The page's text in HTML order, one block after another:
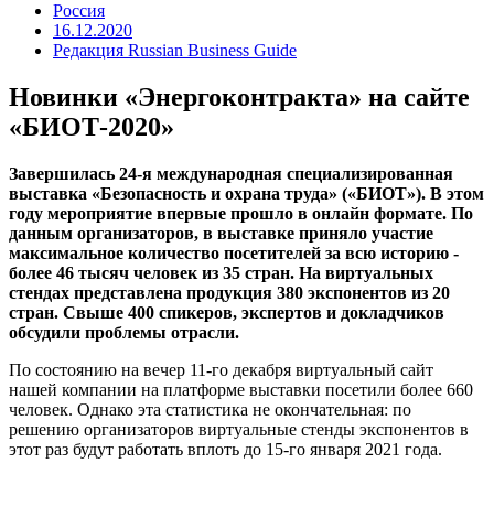
Россия
16.12.2020
Редакция Russian Business Guide
Новинки «Энергоконтракта» на сайте
«БИОТ-2020»
Завершилась 24-я международная специализированная
выставка «Безопасность и охрана труда» («БИОТ»). В этом
году мероприятие впервые прошло в онлайн формате. По
данным организаторов, в выставке приняло участие
максимальное количество посетителей за всю историю -
более 46 тысяч человек из 35 стран. На виртуальных
стендах представлена продукция 380 экспонентов из 20
стран. Свыше 400 спикеров, экспертов и докладчиков
обсудили проблемы отрасли.
По состоянию на вечер 11-го декабря виртуальный сайт
нашей компании на платформе выставки посетили более 660
человек. Однако эта статистика не окончательная: по
решению организаторов виртуальные стенды экспонентов в
этот раз будут работать вплоть до 15-го января 2021 года.